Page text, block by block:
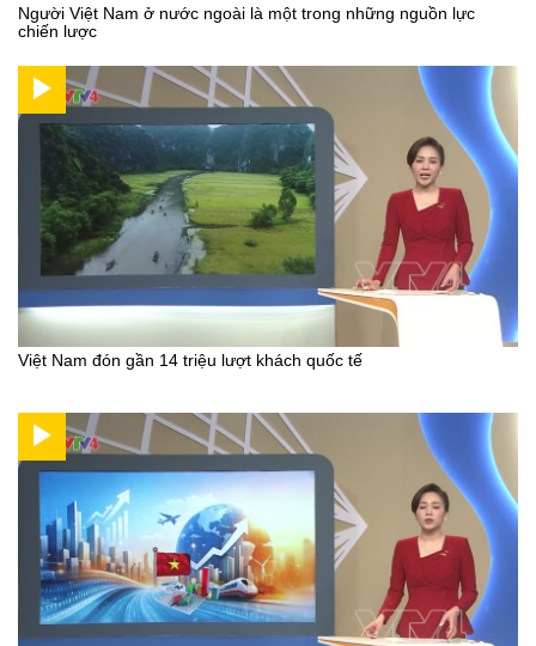
Người Việt Nam ở nước ngoài là một trong những nguồn lực
chiến lược
Việt Nam đón gần 14 triệu lượt khách quốc tế